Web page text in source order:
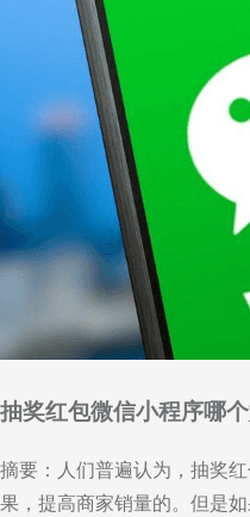
抽奖红包微信小程序哪
摘要：人们普遍认为，抽奖
果，提高商家销量的。但是